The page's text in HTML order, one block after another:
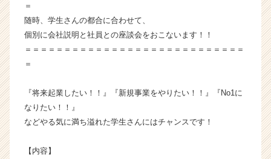
ン】
|
ベ
ー・
長
＝
随時、学生さんの都合に合わせて、
個別に会社説明と社員との座談会をおこないます！！
＝＝＝＝＝＝＝＝＝＝＝＝＝＝＝＝＝＝＝＝＝＝＝＝＝＝＝＝
＝
『将来起業したい！！』『新規事業をやりたい！！』『No1に
なりたい！！』
などやる気に満ち溢れた学生さんにはチャンスです！
【内容】